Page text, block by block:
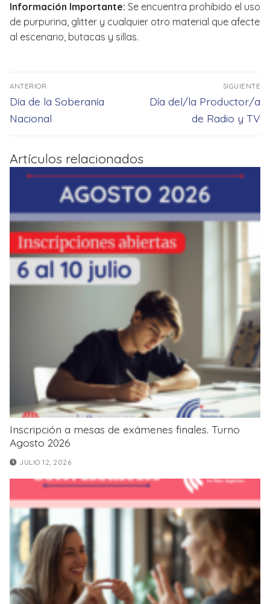
Información Importante: Se encuentra prohibido el uso
de purpurina, glitter y cualquier otro material que afecte
al escenario, butacas y sillas.
Navegación
de
entradas
ANTERIOR
Entrada
anterior:
Día de la Soberanía
Nacional
SIGUIENTE
Entrada
Día del/la Productor/a
de Radio y TV
Artículos relacionados
Inscripción a mesas de exámenes finales. Turno
Agosto 2026
JULIO 12, 2026